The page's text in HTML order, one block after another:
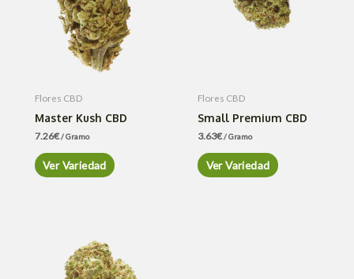
Flores CBD
Master Kush CBD
7.26€/ Gramo
Ver Variedad
Flores CBD
Small Premium CBD
3.63€/ Gramo
Ver Variedad